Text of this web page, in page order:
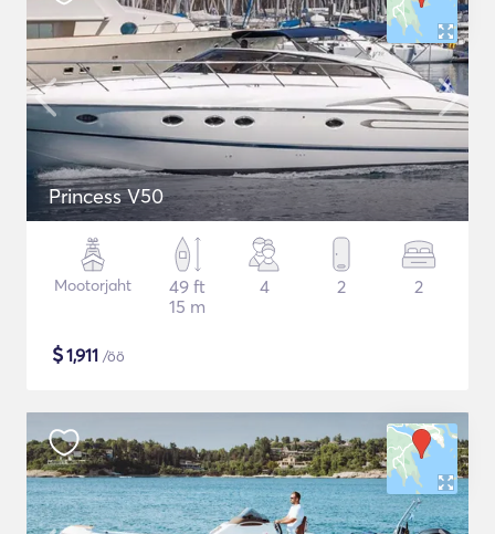
Princess V50
Mootorjaht
49 ft
15 m
4 2 2
$1,911 /öö